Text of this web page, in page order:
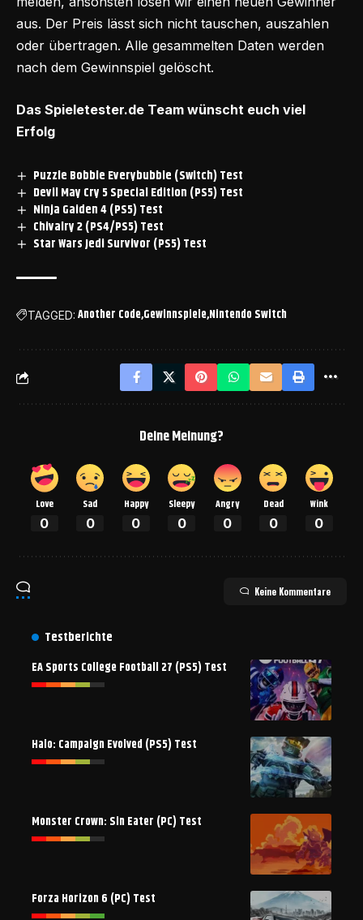
aus. Der Preis lässt sich nicht tauschen, auszahlen
oder übertragen. Alle gesammelten Daten werden
nach dem Gewinnspiel gelöscht.
Das Spieletester.de Team wünscht euch viel
Erfolg
Puzzle Bobble Everybubble (Switch) Test
Devil May Cry 5 Special Edition (PS5) Test
Ninja Gaiden 4 (PS5) Test
Chivalry 2 (PS4/PS5) Test
Star Wars Jedi Survivor (PS5) Test
TAGGED: Another Code Gewinnspiele Nintendo Switch
Deine Meinung?
Love
0
Sad
0
Happy
0
Sleepy
0
Angry
0
Dead
0
Wink
0
Keine Kommentare
Testberichte
EA Sports College Football 27 (PS5) Test
Halo: Campaign Evolved (PS5) Test
Monster Crown: Sin Eater (PC) Test
Forza Horizon 6 (PC) Test